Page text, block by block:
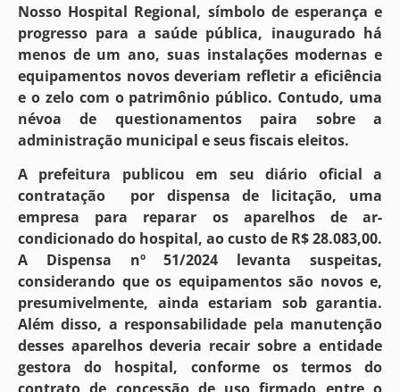
Nosso Hospital Regional, símbolo de esperança e
progresso para a saúde pública, inaugurado há
menos de um ano, suas instalações modernas e
equipamentos novos deveriam refletir a eficiência
e o zelo com o patrimônio público. Contudo, uma
névoa de questionamentos paira sobre a
administração municipal e seus fiscais eleitos.
A prefeitura publicou em seu diário oficial a
contratação por dispensa de licitação, uma
empresa para reparar os aparelhos de ar-
condicionado do hospital, ao custo de R$ 28.083,00.
A Dispensa nº 51/2024 levanta suspeitas,
considerando que os equipamentos são novos e,
presumivelmente, ainda estariam sob garantia.
Além disso, a responsabilidade pela manutenção
desses aparelhos deveria recair sobre a entidade
gestora do hospital, conforme os termos do